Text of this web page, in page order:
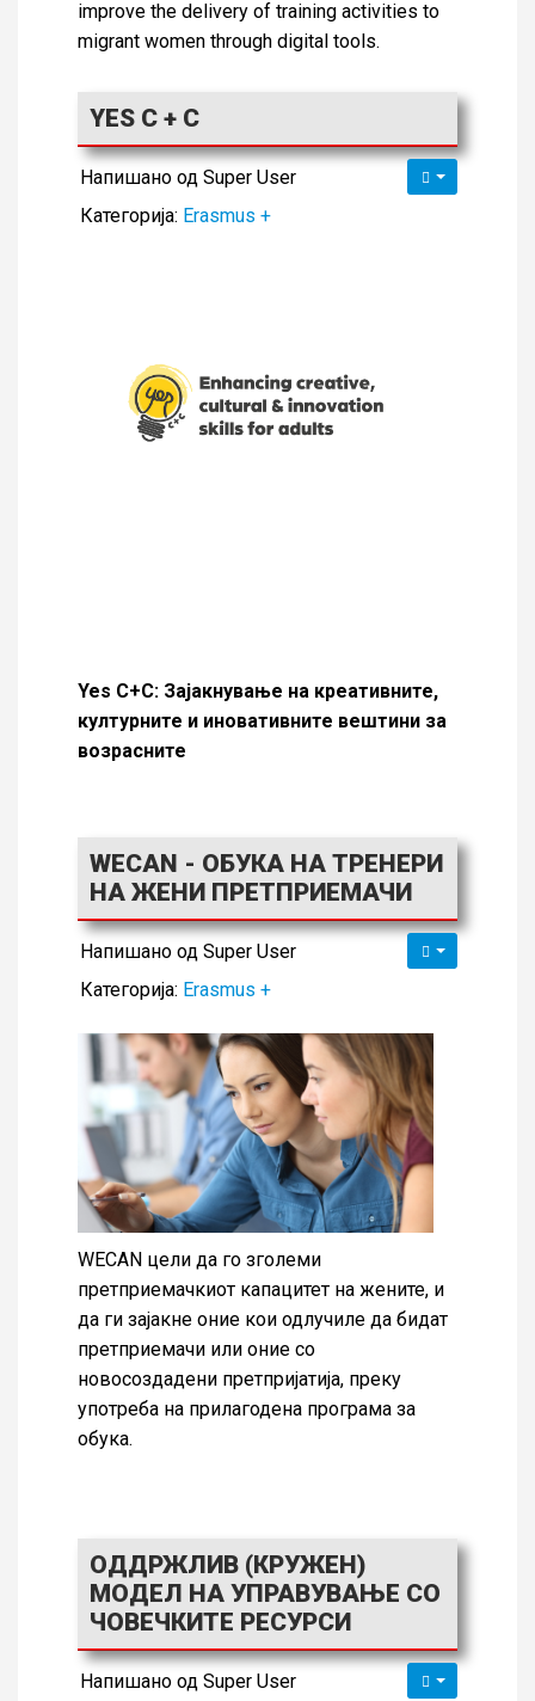
improve the delivery of training activities to
migrant women through digital tools.
YES C + C
Напишано од Super User
Категорија: Erasmus +
Yes C+C: Зајакнување на креативните,
културните и иновативните вештини за
возрасните
WECAN - ОБУКА НА ТРЕНЕРИ
НА ЖЕНИ ПРЕТПРИЕМАЧИ
Напишано од Super User
Категорија: Erasmus +
WECAN цели да го зголеми
претприемачкиот капацитет на жените, и
да ги зајакне оние кои одлучиле да бидат
претприемачи или оние со
новосоздадени претпријатија, преку
употреба на прилагодена програма за
обука.
ОДДРЖЛИВ (КРУЖЕН)
МОДЕЛ НА УПРАВУВАЊЕ СО
ЧОВЕЧКИТЕ РЕСУРСИ
Напишано од Super User